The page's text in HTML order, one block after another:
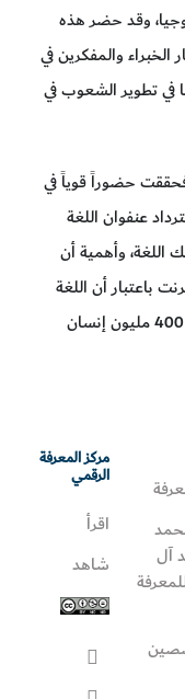
وقد حضر هذه
الخبراء والمفكرين في
في تطوير الشعوب في
فحققت حضوراً قوياً في
عنفوان اللغة
اللغة، وأهمية أن
باعتبار أن اللغة
هي الرابط الوثيق الذي يجمع تحت ظلاله نحو 400 مليون إنسان
آل
مركز المعرفة
الرقمي
اقرأ
شاهد